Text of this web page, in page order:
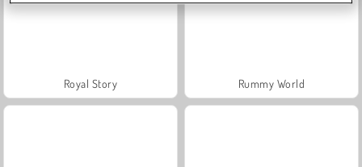
Royal Story Rummy World